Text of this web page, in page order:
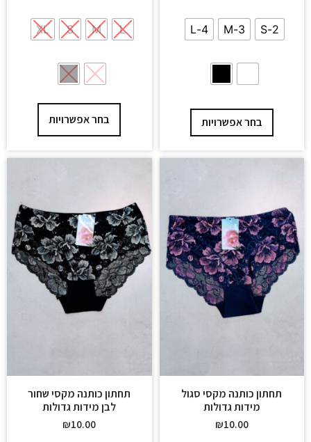
2-S
3-M
4-L
בחר אפשרויות
L
M
S
XL
בחר אפשרויות
תחתון כותנה מקסי סגול
מידות גדולות
₪10.00
תחתון כותנה מקסי שחור
לבן מידות גדולות
₪10.00